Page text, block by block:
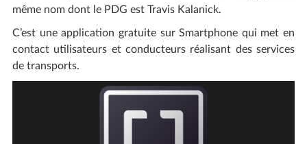
même nom dont le PDG est Travis Kalanick.
C’est une application gratuite sur Smartphone qui met en
contact utilisateurs et conducteurs réalisant des services
de transports.